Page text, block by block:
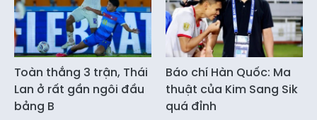
Toàn thắng 3 trận, Thái
Lan ở rất gần ngôi đầu
bảng B
Báo chí Hàn Quốc: Ma
thuật của Kim Sang Sik
quá đỉnh